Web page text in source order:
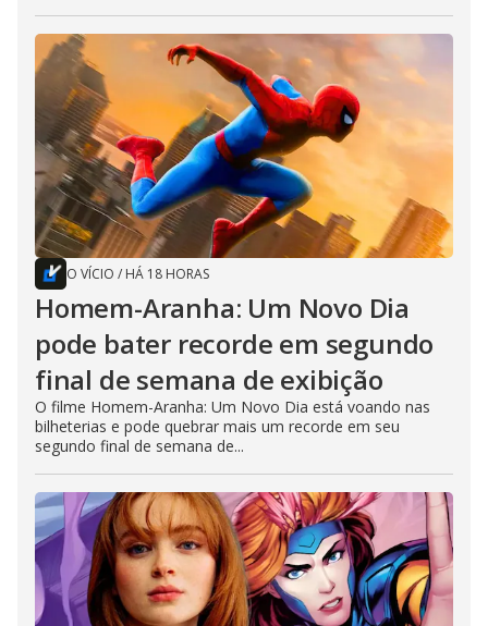
O VÍCIO / HÁ 18 HORAS
Homem-Aranha: Um Novo Dia
pode bater recorde em segundo
final de semana de exibição
O filme Homem-Aranha: Um Novo Dia está voando nas
bilheterias e pode quebrar mais um recorde em seu
segundo final de semana de...